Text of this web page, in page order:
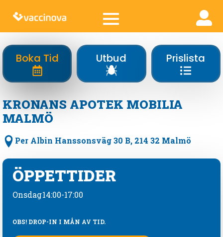
Boka Tid Utbud Prislista
KRONANS APOTEK MOBILIA
MALMÖ
Per Albin Hanssonsväg 30 B, 214 32 Malmö
ÖPPETTIDER
Onsdag14:00-17:00
OBS! DROP-IN I MÅN AV TID.